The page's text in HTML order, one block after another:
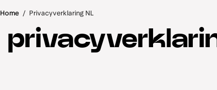
Home / Privacyverklaring NL